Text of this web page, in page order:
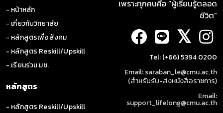
- หน้าหลัก
- เกี่ยวกับวิทยาลัย
- หลักสูตรเพื่อสังคม
- หลักสูตร Reskill/Upskill
- เรียนร่วม มช.
หลักสูตร
- หลักสูตร Reskill/Upskill
เพราะทุกคนคือ “ผู้เรียนรู้ตลอด
ชีวิต”
𝕏
Tel: (+66) 5394 0200
Email: saraban_le@cmu.ac.th
(สำหรับรับ-ส่งหนังสือราชการ)
Email:
support_lifelong@cmu.ac.th